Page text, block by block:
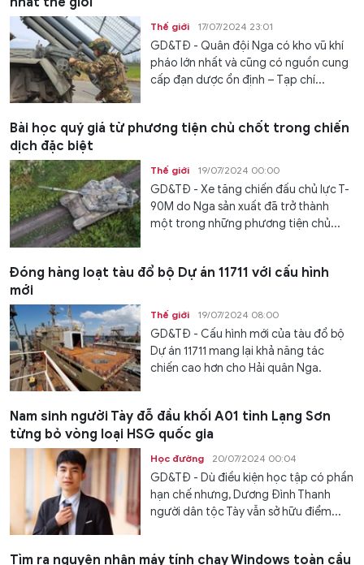
Thế giới 17/07/2024 23:01
GD&TĐ - Quân đội Nga có kho vũ khí
pháo lớn nhất và cũng có nguồn cung
cấp đạn dược ổn định – Tạp chí...
Bài học quý giá từ phương tiện chủ chốt trong chiến
dịch đặc biệt
Thế giới 19/07/2024 00:00
GD&TĐ - Xe tăng chiến đấu chủ lực T-
90M do Nga sản xuất đã trở thành
một trong những phương tiện chủ...
Đóng hàng loạt tàu đổ bộ Dự án 11711 với cấu hình
mới
Thế giới 19/07/2024 08:00
GD&TĐ - Cấu hình mới của tàu đổ bộ
Dự án 11711 mang lại khả năng tác
chiến cao hơn cho Hải quân Nga.
Nam sinh người Tày đỗ đầu khối A01 tỉnh Lạng Sơn
từng bỏ vòng loại HSG quốc gia
Học đường 20/07/2024 00:04
GD&TĐ - Dù điều kiện học tập có phần
hạn chế nhưng, Dương Đình Thanh
người dân tộc Tày vẫn sở hữu điểm...
Tìm ra nguyên nhân máy tính chạy Windows toàn cầu